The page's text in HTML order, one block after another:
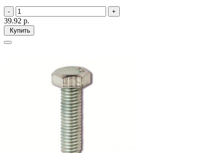
39.92 р.
Купить